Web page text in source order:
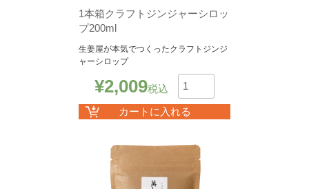
1本箱クラフトジンジャーシロッ
プ200ml
生姜屋が本気でつくったクラフトジンジ
ャーシロップ
¥2,009税込
数
カートに入れる